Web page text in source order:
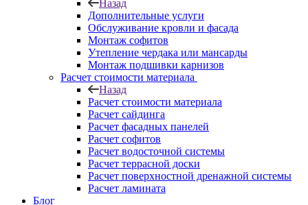
Назад
Дополнительные услуги
Обслуживание кровли и фасада
Монтаж софитов
Утепление чердака или мансарды
Монтаж подшивки карнизов
Расчет стоимости материала
Назад
Расчет стоимости материала
Расчет сайдинга
Расчет фасадных панелей
Расчет софитов
Расчет водосточной системы
Расчет террасной доски
Расчет поверхностной дренажной системы
Расчет ламината
Блог